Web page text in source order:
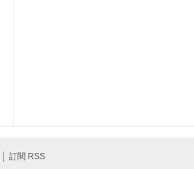
訂閱 RSS